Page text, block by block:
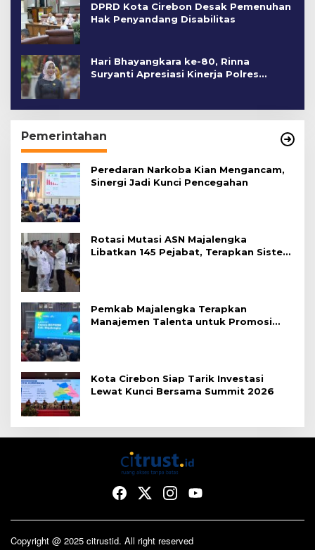
DPRD Kota Cirebon Desak Pemenuhan
Hak Penyandang Disabilitas
Hari Bhayangkara ke-80, Rinna
Suryanti Apresiasi Kinerja Polres
Pemerintahan
Peredaran Narkoba Kian Mengancam,
Sinergi Jadi Kunci Pencegahan
Rotasi Mutasi ASN Majalengka
Libatkan 145 Pejabat, Terapkan Sistem
Pemkab Majalengka Terapkan
Manajemen Talenta untuk Promosi
Kota Cirebon Siap Tarik Investasi
Lewat Kunci Bersama Summit 2026
Copyright @ 2025 citrustid. All right reserved